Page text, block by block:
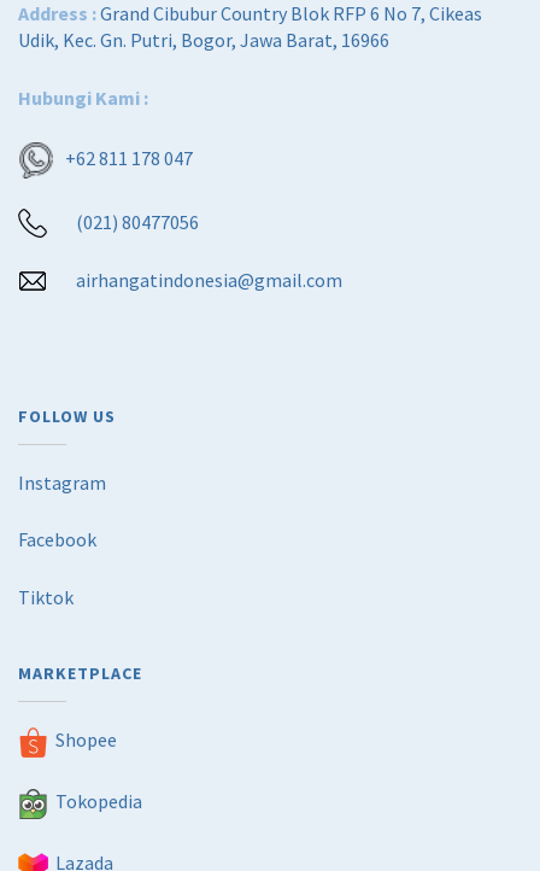
Address :Grand Cibubur Country Blok RFP 6 No 7, Cikeas
Udik, Kec. Gn. Putri, Bogor, Jawa Barat, 16966
Hubungi Kami :
+62 811 178 047
(021) 80477056
airhangatindonesia@gmail.com
FOLLOW US
Instagram
Facebook
Tiktok
MARKETPLACE
Shopee
Tokopedia
Lazada